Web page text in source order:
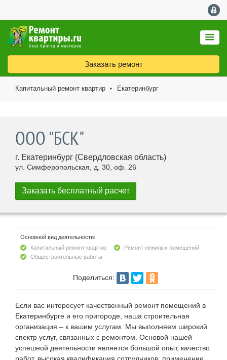
Заказать ремонт
Капитальный ремонт квартир ► Екатеринбург
ООО "БСК"
г. Екатеринбург (Свердловская область)
ул. Симферопольская, д. 30, оф. 26
Основной вид деятельности:
Капитальный ремонт квартир
Ремонт нежилых помещений
Общестроительные работы
Поделиться:
Если вас интересует качественный ремонт помещений в
Екатеринбурге и его пригороде, наша строительная
организация – к вашим услугам. Мы выполняем широкий
спектр услуг, связанных с ремонтом. Основой нашей
успешной деятельности является большой опыт, качество